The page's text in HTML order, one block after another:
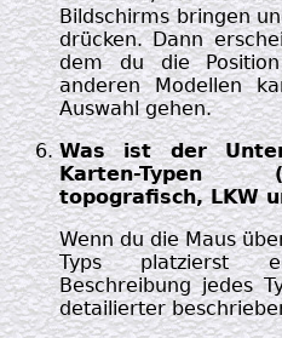
Bildschirms bringen
drücken. Dann
dem du die
anderen Modellen
Auswahl gehen.
Was ist der
Karten-Typen
topografisch, LKW
Wenn du die Maus
Typs platzierst
Beschreibung jedes
detailierter